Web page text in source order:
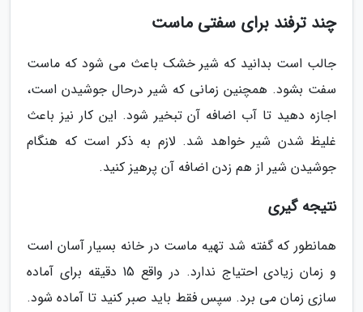
چند ترفند برای سفتی ماست
جالب است بدانید که شیر خشک باعث می شود که ماست
سفت بشود. همچنین زمانی که شیر درحال جوشیدن است،
اجازه دهید تا آب اضافه آن تبخیر شود. این کار نیز باعث
غلیظ شدن شیر خواهد شد. لازم به ذکر است که هنگام
جوشیدن شیر از هم زدن اضافه آن پرهیز کنید.
نتیجه گیری
همانطور که گفته شد تهیه ماست در خانه بسیار آسان است
و زمان زیادی احتیاج ندارد. در واقع 15 دقیقه برای آماده
سازی زمان می برد. سپس فقط باید صبر کنید تا آماده شود.